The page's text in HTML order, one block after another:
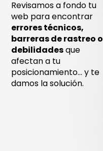
Revisamos a fondo tu
web para encontrar
errores técnicos,
barreras de rastreo o
debilidadesque
afectan a tu
posicionamiento… y te
damos la solución.